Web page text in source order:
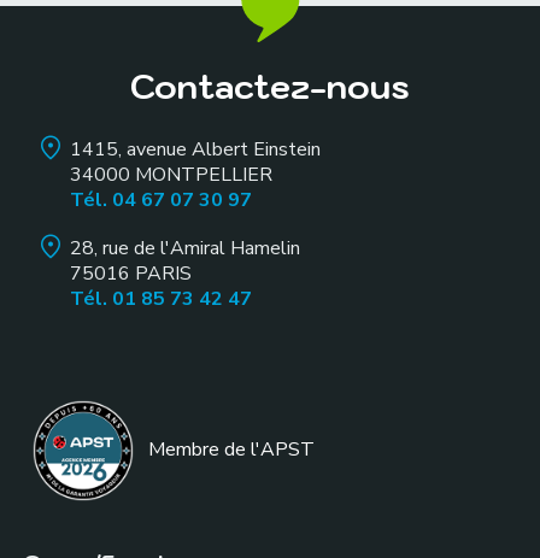
Contactez-nous
1415, avenue Albert Einstein
34000 MONTPELLIER
Tél. 04 67 07 30 97
28, rue de l'Amiral Hamelin
75016 PARIS
Tél. 01 85 73 42 47
Membre de l'APST